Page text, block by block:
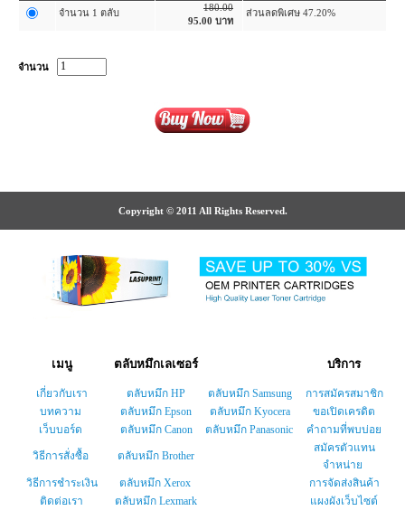
จำนวน 1 ตลับ
180.00
95.00 บาท
ส่วนลดพิเศษ 47.20%
จำนวน
Copyright © 2011 All Rights Reserved.
เมนู ตลับหมึกเลเซอร์ บริการ
เกี่ยวกับเรา ตลับหมึก HP ตลับหมึก Samsung
การสมัครสมาชิก
บทความ
ตลับหมึก Epson ตลับหมึก Kyocera
ขอเปิดเครดิต
เว็บบอร์ด
ตลับหมึก Canon ตลับหมึก Panasonic คำถามที่พบบ่อย
วิธีการสั่งซื้อ ตลับหมึก Brother
สมัครตัวแทน
จำหน่าย
วิธีการชำระเงิน
ตลับหมึก Xerox
การจัดส่งสินค้า
ติดต่อเรา
ตลับหมึก Lexmark แผงผังเว็บไซต์